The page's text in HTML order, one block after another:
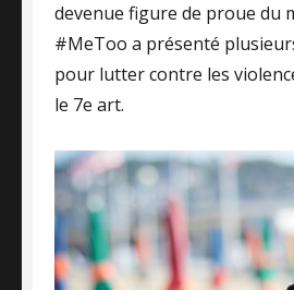
devenue figure de proue du
#MeToo a présenté
pour lutter contre les
le 7e art.